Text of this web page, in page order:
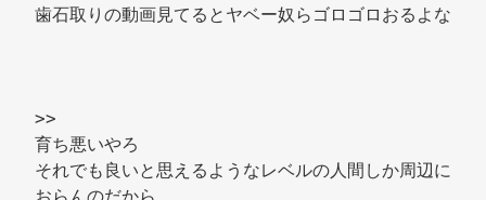
>>
育ち悪いやろ
それでも良いと思えるようなレベルの人間しか周辺に